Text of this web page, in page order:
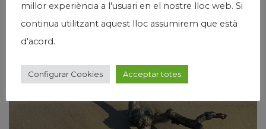
04
millor experiència a l'usuari en el nostre lloc web. Si
continua utilitzant aquest lloc assumirem que està
d'acord.
Configurar Cookies Acceptar totes